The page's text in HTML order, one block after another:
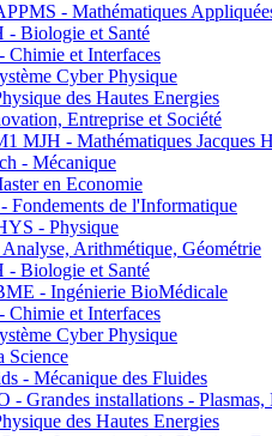
- Mathématiques
Biologie et Santé
et Interfaces
Cyber Physique
des Hautes Energies
Entreprise et Société
MJH - Mathématiques Jacques
- Mécanique
en Economie
de l'Informatique
- Physique
Arithmétique, Géométrie
Biologie et Santé
- Ingénierie BioMédicale
et Interfaces
Cyber Physique
Science
- Mécanique des Fluides
Grandes installations - Plasmas,
des Hautes Energies